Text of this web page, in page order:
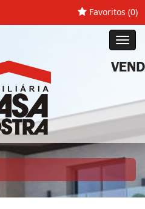
Favoritos (0)